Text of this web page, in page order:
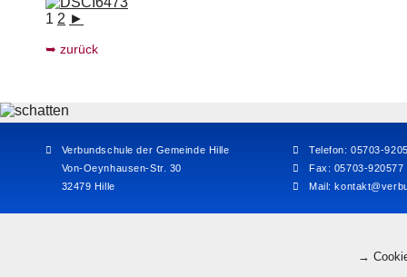
1 2 ►
zurück
Verbundschule der Gemeinde Hille
Von-Oeynhausen-Str. 30
32479 Hille
Telefon: 05703-
Fax: 05703-920577
Mail:
→